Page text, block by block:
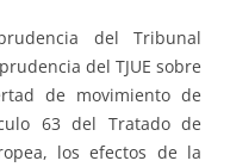
del Tribunal
del TJUE sobre
de movimiento de
63 del Tratado de
los efectos de la